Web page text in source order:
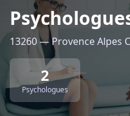
13260 — Provence Alpes
2
Psychologues